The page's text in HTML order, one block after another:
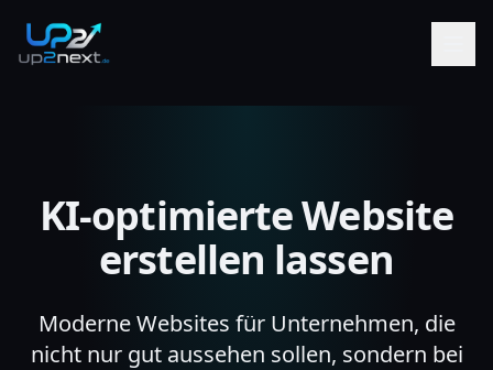
KI-optimierte Website
erstellen lassen
Moderne Websites für Unternehmen, die
nicht nur gut aussehen sollen, sondern bei